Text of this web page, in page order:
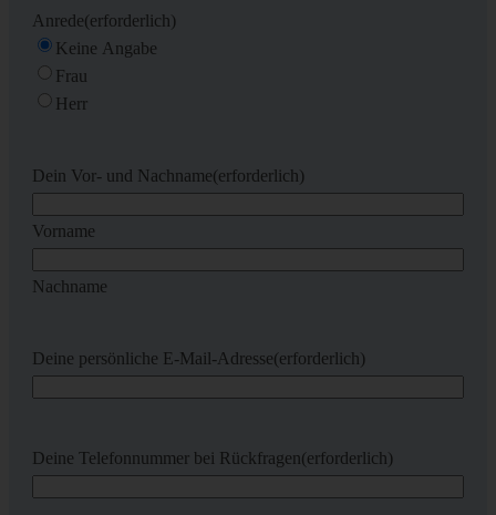
Anrede(erforderlich)
Keine Angabe
Frau
Herr
Dein Vor- und Nachname(erforderlich)
Vorname
Nachname
Deine persönliche E-Mail-Adresse(erforderlich)
Deine Telefonnummer bei Rückfragen(erforderlich)